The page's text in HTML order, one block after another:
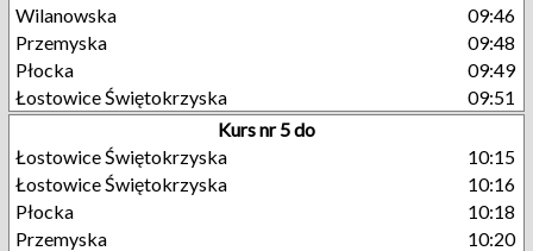
Wilanowska
09:46
Przemyska
09:48
Płocka
09:49
Łostowice Świętokrzyska
09:51
Kurs nr 5 do
Łostowice Świętokrzyska
10:15
Łostowice Świętokrzyska
10:16
Płocka
10:18
Przemyska
10:20